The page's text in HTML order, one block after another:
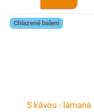
Chlazené balení
S kávou - lámaná